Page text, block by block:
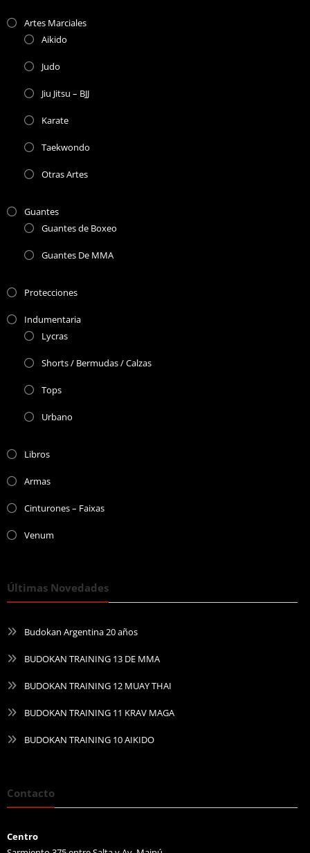
Artes Marciales
Aikido
Judo
Jiu Jitsu – BJJ
Karate
Taekwondo
Otras Artes
Guantes
Guantes de Boxeo
Guantes De MMA
Protecciones
Indumentaria
Lycras
Shorts / Bermudas / Calzas
Tops
Urbano
Libros
Armas
Cinturones – Faixas
Venum
Últimas Novedades
Budokan Argentina 20 años
BUDOKAN TRAINING 13 DE MMA
BUDOKAN TRAINING 12 MUAY THAI
BUDOKAN TRAINING 11 KRAV MAGA
BUDOKAN TRAINING 10 AIKIDO
Contacto
Centro